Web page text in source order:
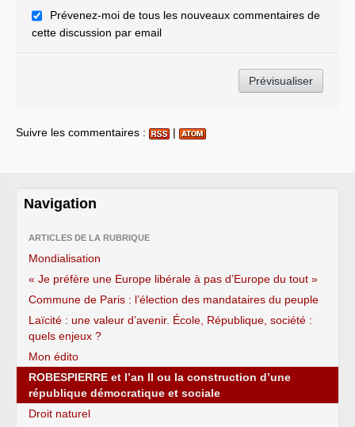
Prévenez-moi de tous les nouveaux commentaires de
cette discussion par email
Suivre les commentaires : |
Navigation
ARTICLES DE LA RUBRIQUE
Mondialisation
« Je préfère une Europe libérale à pas d’Europe du tout »
Commune de Paris : l’élection des mandataires du peuple
Laïcité : une valeur d’avenir. École, République, société :
quels enjeux ?
Mon édito
ROBESPIERRE et l’an II ou la construction d’une
république démocratique et sociale
Droit naturel